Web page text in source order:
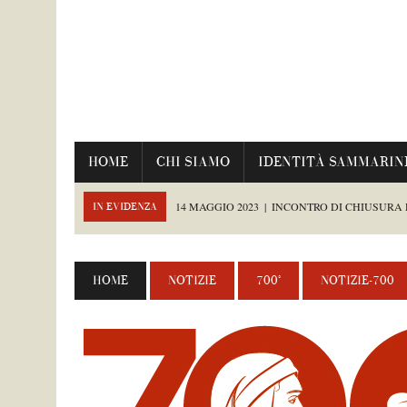
HOME CHI SIAMO IDENTITÀ
IN EVIDENZA 14 MAGGIO 2023 | INCONTRO DI CHIUSURA
TAG:GOBBI MAURIZIO
12 MAGGIO 2023 | MAGICO ROMANTICISMO AL MESE
8 MAGGIO 2023 | TERZO INCONTRO DEL MESE DANTESCO
TAG:CAPICCHIONI MARCO GIAQUINTO NICOLA,
“GUERNICA” GRIDA CONTRO LA GUERRA
8 LUGLIO 2026 LA REGGENZA IN VISITA ALLA MOSTRA
HOME NOTIZIE 700° NOTIZIE-700